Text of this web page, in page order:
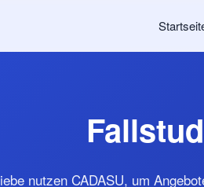
nutzen CADASU, um